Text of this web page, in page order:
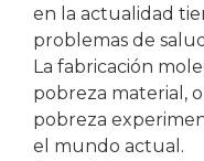
en la actualidad
problemas de
La fabricación
pobreza material,
pobreza
el mundo actual.